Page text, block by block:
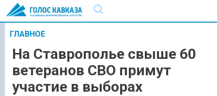
ГЛАВНОЕ
На Ставрополье свыше 60
ветеранов СВО примут
участие в выборах